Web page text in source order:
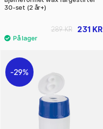
30-set (2 år+)
231 KR
289 KR
29%